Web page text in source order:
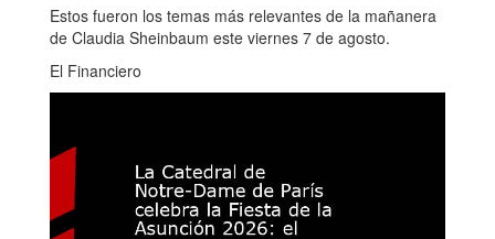
Estos fueron los temas más relevantes de la mañanera
de Claudia Sheinbaum este viernes 7 de agosto.
El Financiero